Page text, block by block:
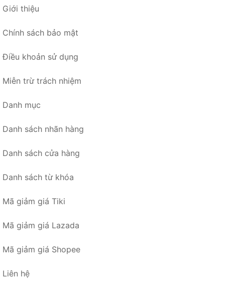
Giới thiệu
Chính sách bảo mật
Điều khoản sử dụng
Miễn trừ trách nhiệm
Danh mục
Danh sách nhãn hàng
Danh sách cửa hàng
Danh sách từ khóa
Mã giảm giá Tiki
Mã giảm giá Lazada
Mã giảm giá Shopee
Liên hệ